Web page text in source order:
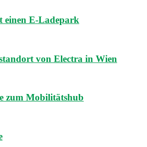
einen E-Ladepark
von Electra in Wien
zum Mobilitätshub